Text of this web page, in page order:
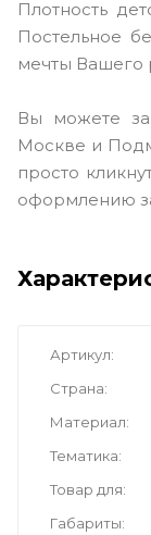
Плотность
Постельное
мечты Вашего
Вы можете
Москве и
просто
оформлению
Артикул
Страна
Материал
Тематика
Товар для
Габариты